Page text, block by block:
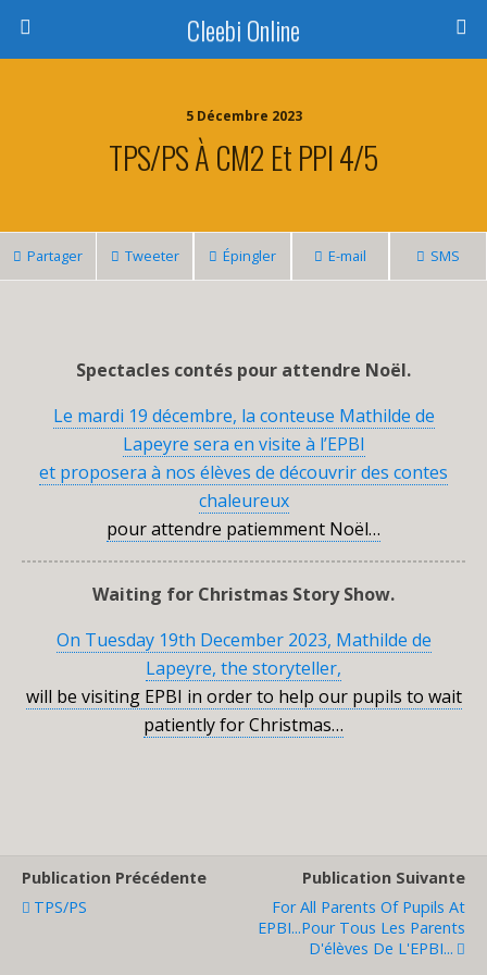
Cleebi Online
5 Décembre 2023
TPS/PS À CM2 Et PPI 4/5
Partager Tweeter Épingler E-mail SMS
Spectacles contés pour attendre Noël.
Le mardi 19 décembre, la conteuse Mathilde de
Lapeyre sera en visite à l’EPBI
et proposera à nos élèves de découvrir des contes
chaleureux
pour attendre patiemment Noël…
Waiting for Christmas Story Show.
On Tuesday 19th December 2023, Mathilde de
Lapeyre, the storyteller,
will be visiting EPBI in order to help our pupils to wait
patiently for Christmas…
Publication Précédente
TPS/PS
Publication Suivante
For All Parents Of Pupils At
EPBI...Pour Tous Les Parents
D'élèves De L'EPBI...